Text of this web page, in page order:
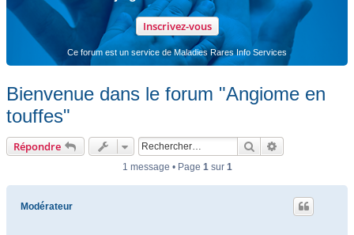
Inscrivez-vous
Ce forum est un service de Maladies Rares Info Services
Bienvenue dans le forum "Angiome en
touffes"
Répondre Rechercher
1 message • Page 1sur 1
Modérateur